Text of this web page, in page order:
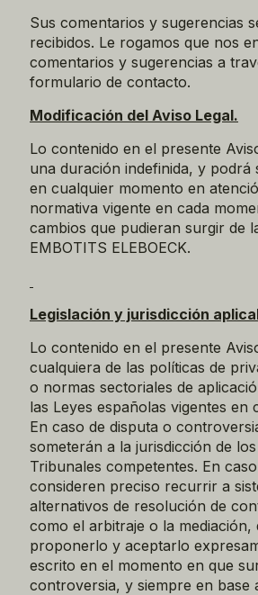
Sus comentarios y sugerencias
recibidos. Le rogamos que nos
comentarios y sugerencias a
formulario de contacto.
Modificación del Aviso Legal.
Lo contenido en el presente
una duración indefinida, y podrá
en cualquier momento en
normativa vigente en cada
cambios que pudieran surgir de
EMBOTITS ELEBOECK.
Legislación y jurisdicción
Lo contenido en el presente
cualquiera de las políticas de
o normas sectoriales de
las Leyes españolas vigentes en
En caso de disputa o
someterán a la jurisdicción de
Tribunales competentes. En
consideren preciso recurrir a
alternativos de resolución de
como el arbitraje o la mediación,
proponerlo y aceptarlo
escrito en el momento en que
controversia, y siempre en base